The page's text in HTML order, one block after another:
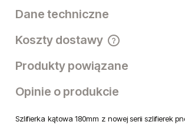
Dane techniczne
Koszty dostawy
Cena nie zawiera ewentualnych kosztów
Produkty powiązane
Opinie o produkcie
Szlifierka kątowa 180mm z nowej serii szlifierek